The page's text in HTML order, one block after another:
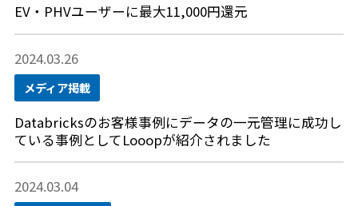
EV・PHVユーザーに最大11,000円還元
2024.03.26
メディア掲載
Databricksのお客様事例にデータの一元管理に成功し
ている事例としてLooopが紹介されました
2024.03.04